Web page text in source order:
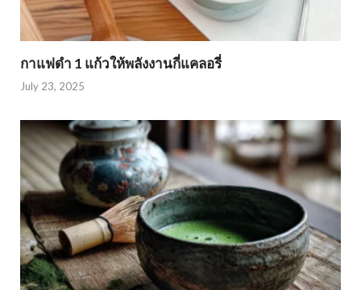
กาแฟดำ 1 แก้วให้พลังงานกี่แคลอรี่
July 23, 2025